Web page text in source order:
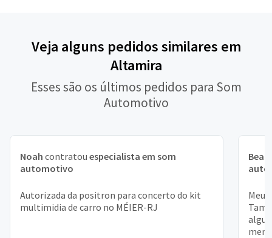
Veja alguns pedidos similares em
Altamira
Esses são os últimos pedidos para Som
Automotivo
Noah contratou especialista em som
automotivo
Autorizada da positron para concerto do kit
multimidia de carro no MÉIER-RJ
Meu